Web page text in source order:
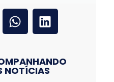
NOTÍCIAS